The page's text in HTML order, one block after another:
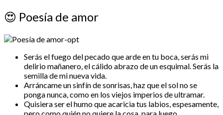
😍 Poesía de amor
Serás el fuego del pecado que arde en tu boca, serás mi
delirio mañanero, el cálido abrazo de un esquimal. Serás la
semilla de mi nueva vida.
Arráncame un sinfín de sonrisas, haz que el sol no se
ponga nunca, como en los viejos imperios de ultramar.
Quisiera ser el humo que acaricia tus labios, espesamente,